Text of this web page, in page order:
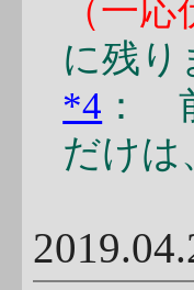
（一応
に残り
*4 ：
だけ